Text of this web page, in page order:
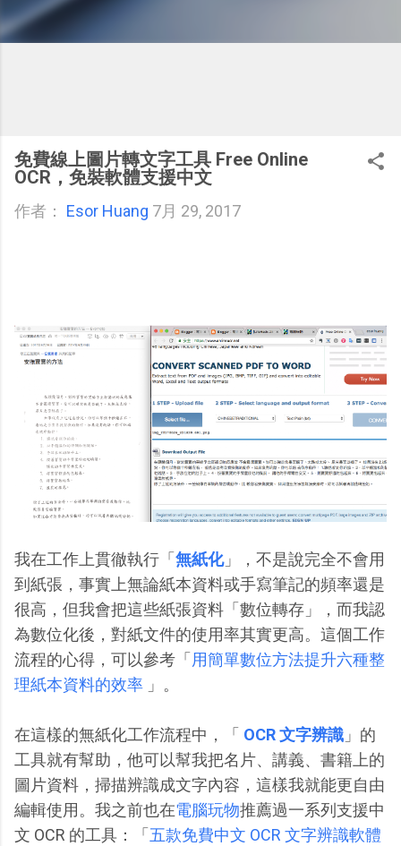
免費線上圖片轉文字工具 Free Online
OCR，免裝軟體支援中文
作者： Esor Huang 7月 29, 2017
我在工作上貫徹執行「 無紙化」，不是說完全不會用
到紙張，事實上無論紙本資料或手寫筆記的頻率還是
很高，但我會把這些紙張資料「數位轉存」，而我認
為數位化後，對紙文件的使用率其實更高。這個工作
流程的心得，可以參考「 用簡單數位方法提升六種整
理紙本資料的效率 」。
在這樣的無紙化工作流程中，「 OCR 文字辨識 」的
工具就有幫助，他可以幫我把名片、講義、書籍上的
圖片資料，掃描辨識成文字內容，這樣我就能更自由
編輯使用。我之前也在電腦玩物推薦過一系列支援中
文 OCR 的工具：「 五款免費中文 OCR 文字辨識軟體